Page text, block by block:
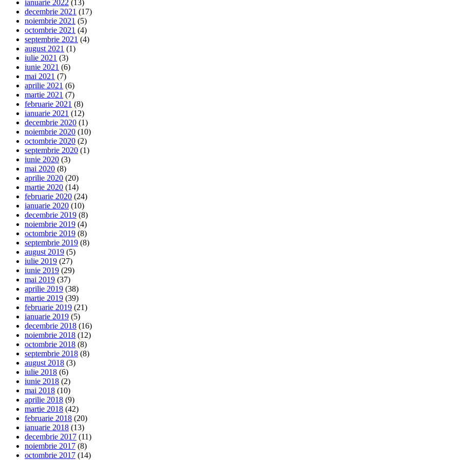
ianuarie 2022 (13)
decembrie 2021 (17)
noiembrie 2021 (5)
octombrie 2021 (4)
septembrie 2021 (4)
august 2021 (1)
iulie 2021 (3)
iunie 2021 (6)
mai 2021 (7)
aprilie 2021 (6)
martie 2021 (7)
februarie 2021 (8)
ianuarie 2021 (12)
decembrie 2020 (1)
noiembrie 2020 (10)
octombrie 2020 (2)
septembrie 2020 (1)
iunie 2020 (3)
mai 2020 (8)
aprilie 2020 (20)
martie 2020 (14)
februarie 2020 (24)
ianuarie 2020 (10)
decembrie 2019 (8)
noiembrie 2019 (4)
octombrie 2019 (8)
septembrie 2019 (8)
august 2019 (5)
iulie 2019 (27)
iunie 2019 (29)
mai 2019 (37)
aprilie 2019 (38)
martie 2019 (39)
februarie 2019 (21)
ianuarie 2019 (5)
decembrie 2018 (16)
noiembrie 2018 (12)
octombrie 2018 (8)
septembrie 2018 (8)
august 2018 (3)
iulie 2018 (6)
iunie 2018 (2)
mai 2018 (10)
aprilie 2018 (9)
martie 2018 (42)
februarie 2018 (20)
ianuarie 2018 (13)
decembrie 2017 (11)
noiembrie 2017 (8)
octombrie 2017 (14)